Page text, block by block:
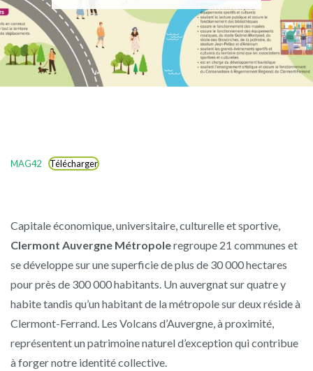
MAG42 Télécharger
Capitale économique, universitaire, culturelle et sportive,
Clermont Auvergne Métropoleregroupe 21 communes et
se développe sur une superficie de plus de 30 000 hectares
pour près de 300 000 habitants. Un auvergnat sur quatre y
habite tandis qu’un habitant de la métropole sur deux réside à
Clermont-Ferrand. Les Volcans d’Auvergne, à proximité,
représentent un patrimoine naturel d’exception qui contribue
à forger notre identité collective.